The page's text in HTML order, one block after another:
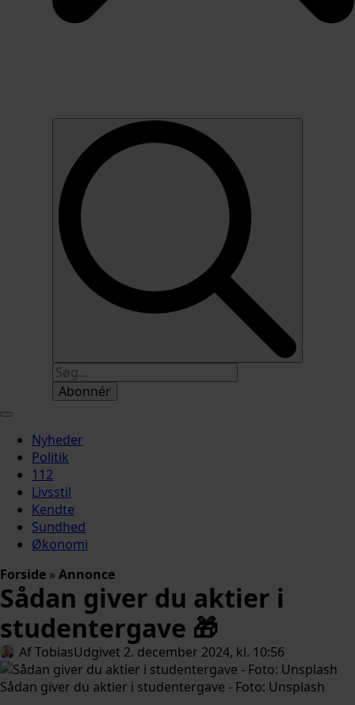
Abonnér
Nyheder
Politik
112
Livsstil
Kendte
Sundhed
Økonomi
Forside » Annonce
Sådan giver du aktier i
studentergave 🎁
Af TobiasUdgivet 2. december 2024, kl. 10:56
Sådan giver du aktier i studentergave - Foto: Unsplash